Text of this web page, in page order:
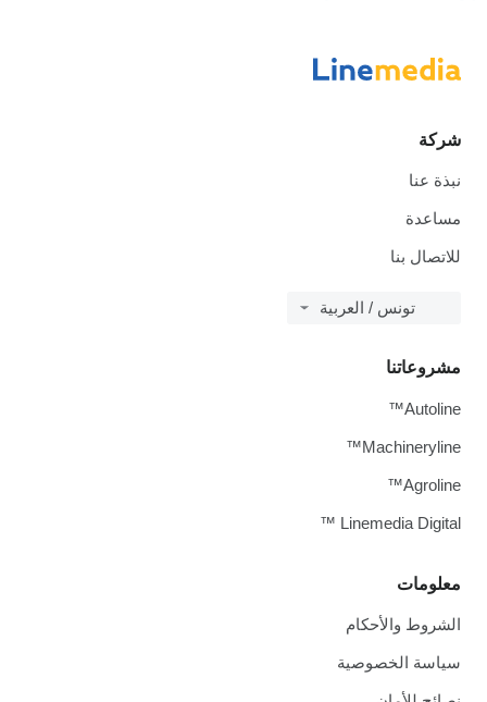
شركة
نبذة عنا
مساعدة
للاتصال بنا
تونس / العربية
معلومات
الشروط والأحكام
سياسة الخصوصية
مشروعاتنا
Autoline™
Machineryline™
Agroline™
Linemedia Digital ™